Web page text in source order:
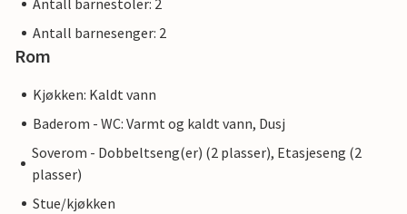
Antall barnestoler: 2
Antall barnesenger: 2
Rom
Kjøkken: Kaldt vann
Baderom - WC: Varmt og kaldt vann, Dusj
Soverom - Dobbeltseng(er) (2 plasser), Etasjeseng (2
plasser)
Stue/kjøkken